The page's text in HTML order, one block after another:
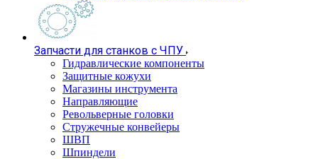
Запчасти для станков с ЧПУ
Гидравлические компоненты
Защитные кожухи
Магазины инструмента
Направляющие
Револьверные головки
Стружечные конвейеры
ШВП
Шпиндели